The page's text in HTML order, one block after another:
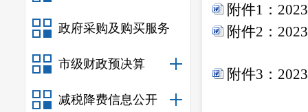
政府采购及购买服务
市级财政预决算
减税降费信息公开
附件1：
附件2：
附件3：